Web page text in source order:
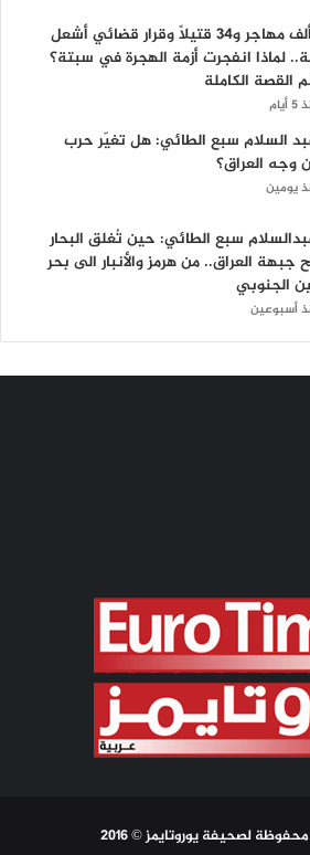
60 ألف مهاجر و34 قتيلاً وقرار قضائي أشعل
لماذا انفجرت أزمة الهجرة في سبتة؟
القصة الكاملة
السلام سبع الطائي: هل تغيّر حرب
وجه العراق؟
يومين
سبع الطائي: حين تُغلق البحار
جبهة العراق.. من هرمز والأنبار الى بحر
الجنوبي
أسبوعين
لصحيفة يوروتايمز © 2016